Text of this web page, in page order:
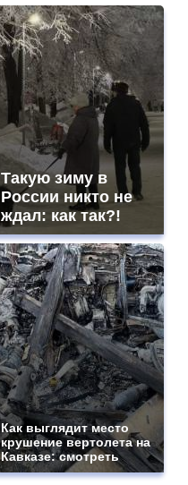
Такую зиму в
России никто не
ждал: как так?!
Как выглядит место
крушение вертолета на
Кавказе: смотреть